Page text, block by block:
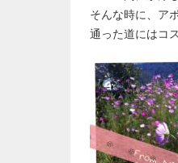
そんな時に、ア
通った道にはコ